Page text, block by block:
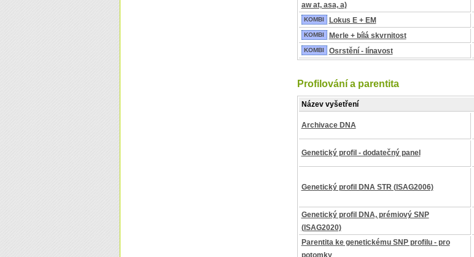
aw at, asa, a)
KOMBI Lokus E + EM
KOMBI Merle + bílá skvrnitost
KOMBI Osrstění - línavost
Profilování a parentita
Název vyšetření
Archivace DNA
Genetický profil - dodatečný panel
Genetický profil DNA STR (ISAG2006)
Genetický profil DNA, prémiový SNP
(ISAG2020)
Parentita ke genetickému SNP profilu - pro
potomky